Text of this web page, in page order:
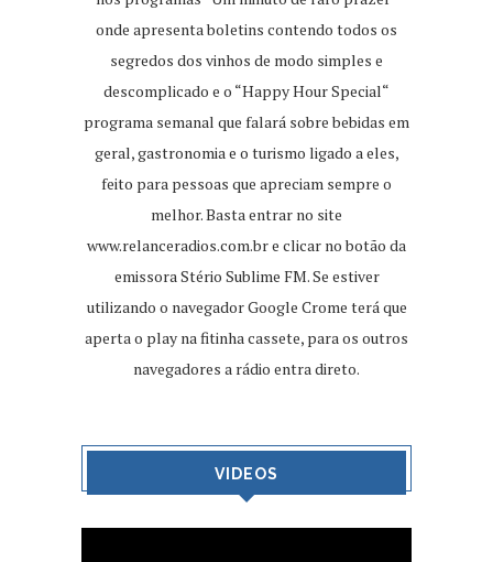
onde apresenta boletins contendo todos os
segredos dos vinhos de modo simples e
descomplicado e o “Happy Hour Special“
programa semanal que falará sobre bebidas em
geral, gastronomia e o turismo ligado a eles,
feito para pessoas que apreciam sempre o
melhor. Basta entrar no site
www.relanceradios.com.bre clicar no botão da
emissora Stério Sublime FM. Se estiver
utilizando o navegador Google Crome terá que
aperta o play na fitinha cassete, para os outros
navegadores a rádio entra direto.
VIDEOS